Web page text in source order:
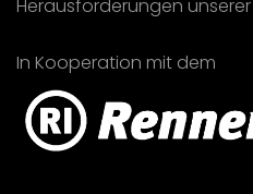
Herausforderungen
In Kooperation mit dem